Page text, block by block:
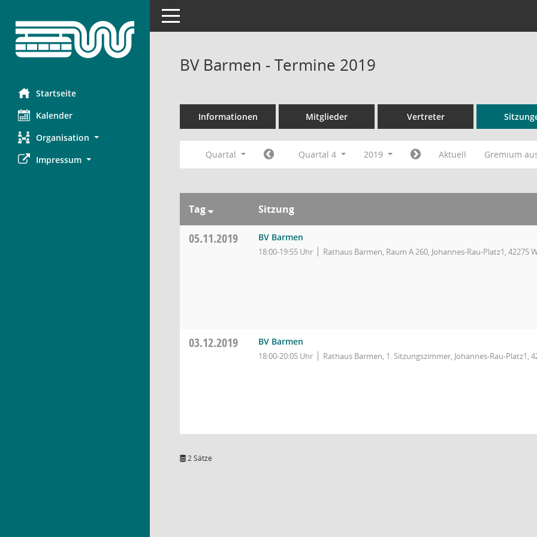
Startseite
Kalender
Organisation
Impressum
Toggle navigation
BV Barmen - Termine 2019
Informationen Mitglieder Vertreter
Quartal Quartal 4 2019 Aktuell Gremium
Tag Sitzung
05.11.2019 BV Barmen
18:00-19:55 Uhr Rathaus Barmen, Raum A 260, Johannes-Rau-Platz1, 42275
03.12.2019 BV Barmen
18:00-20:05 Uhr Rathaus Barmen, 1. Sitzungszimmer, Johannes-Rau-Platz1,
2 Sätze